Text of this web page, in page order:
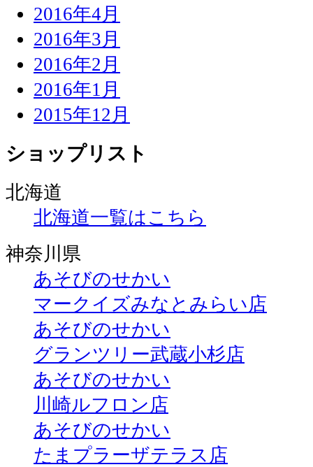
2016年4月
2016年3月
2016年2月
2016年1月
2015年12月
ショップリスト
北海道
北海道一覧はこちら
神奈川県
あそびのせかい
マークイズみなとみらい店
あそびのせかい
グランツリー武蔵小杉店
あそびのせかい
川崎ルフロン店
あそびのせかい
たまプラーザテラス店